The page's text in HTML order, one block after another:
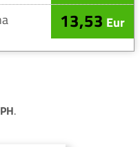
13,53 Eur
.